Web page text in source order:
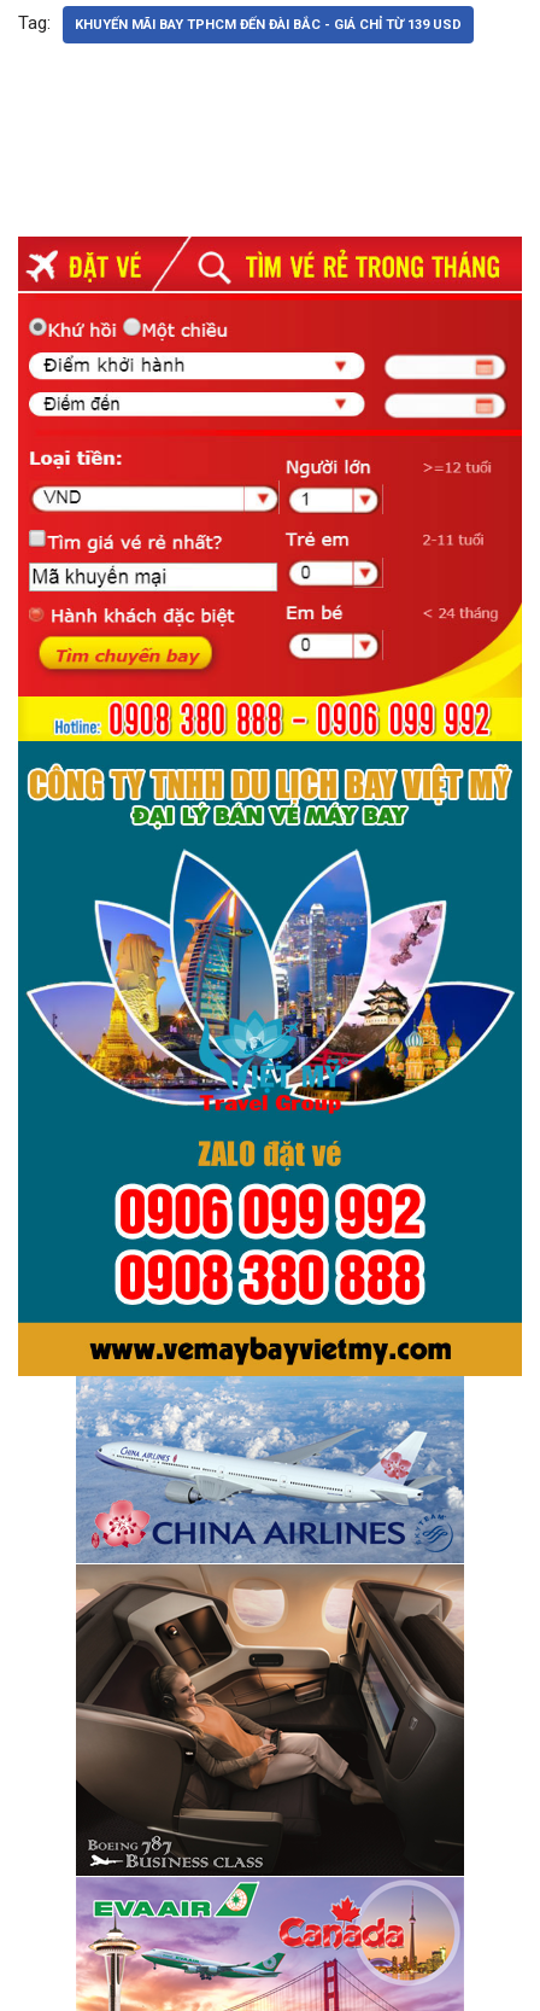
Tag: KHUYẾN MÃI BAY TPHCM ĐẾN ĐÀI BẮC - GIÁ CHỈ TỪ 139 USD